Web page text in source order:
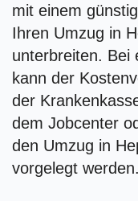
mit einem
Ihren Umzug in
unterbreiten. Bei
kann der
der
dem Jobcenter
den Umzug in
vorgelegt werden.